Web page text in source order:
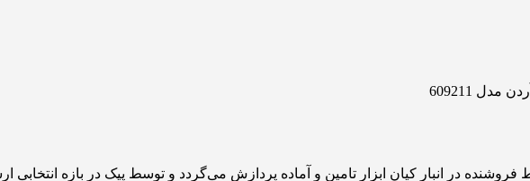
609211
در انبار کیان ابزار تامین و آماده پردازش می‌گردد و توسط پیک در بازه انتخابی